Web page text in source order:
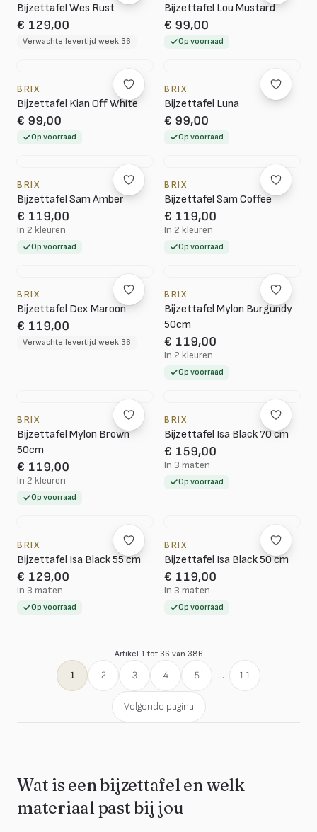
Bijzettafel Wes Rust
€ 129,00
Verwachte levertijd week 36
Bijzettafel Lou Mustard
€ 99,00
Op voorraad
BRIX
Bijzettafel Kian Off White
€ 99,00
Op voorraad
BRIX
Bijzettafel Luna
€ 99,00
Op voorraad
BRIX
Bijzettafel Sam Amber
€ 119,00
In 2 kleuren
Op voorraad
BRIX
Bijzettafel Sam Coffee
€ 119,00
In 2 kleuren
Op voorraad
BRIX
Bijzettafel Dex Maroon
€ 119,00
Verwachte levertijd week 36
BRIX
Bijzettafel Mylon Burgundy
50cm
€ 119,00
In 2 kleuren
Op voorraad
BRIX
Bijzettafel Mylon Brown
50cm
€ 119,00
In 2 kleuren
Op voorraad
BRIX
Bijzettafel Isa Black 70 cm
€ 159,00
In 3 maten
Op voorraad
BRIX
Bijzettafel Isa Black 55 cm
€ 129,00
In 3 maten
Op voorraad
BRIX
Bijzettafel Isa Black 50 cm
€ 119,00
In 3 maten
Op voorraad
Artikel 1 tot 36 van 386
1 2 3 4 5 ... 11
Volgende pagina
Wat is een bijzettafel en welk
materiaal past bij jou